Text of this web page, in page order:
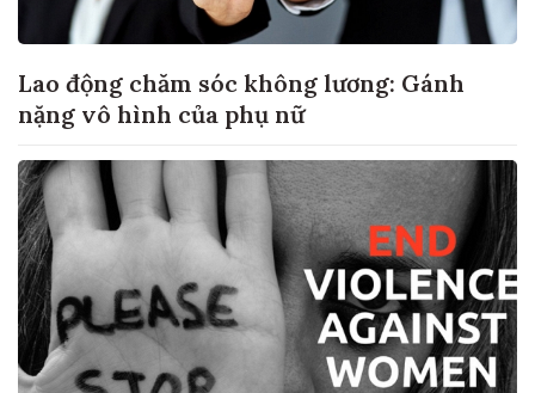
Lao động chăm sóc không lương: Gánh
nặng vô hình của phụ nữ